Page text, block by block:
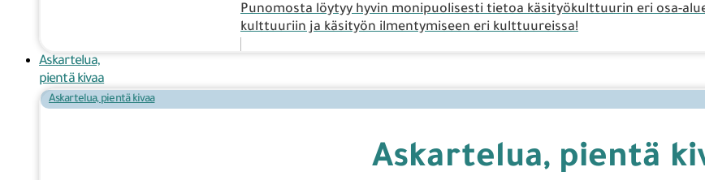
Punomosta löytyy hyvin monipuolisesti tietoa käsityökulttuurin eri osa-
kulttuuriin ja käsityön ilmentymiseen eri kulttuureissa!
Askartelua,
pientä kivaa
Askartelua, pientä kivaa
Askartelua, pientä